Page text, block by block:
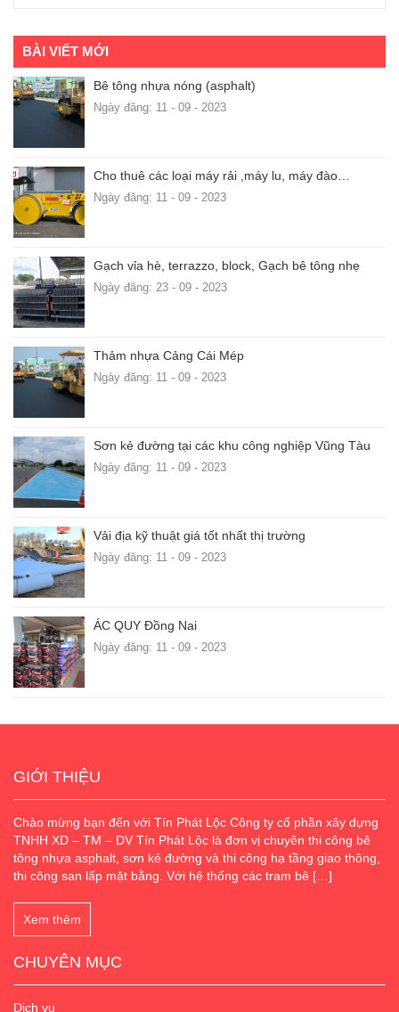
BÀI VIẾT MỚI
Bê tông nhựa nóng (asphalt)
Ngày đăng: 11 - 09 - 2023
Cho thuê các loại máy rải ,máy lu, máy đào…
Ngày đăng: 11 - 09 - 2023
Gạch vỉa hè, terrazzo, block, Gạch bê tông nhẹ
Ngày đăng: 23 - 09 - 2023
Thảm nhựa Cảng Cái Mép
Ngày đăng: 11 - 09 - 2023
Sơn kẻ đường tại các khu công nghiệp Vũng Tàu
Ngày đăng: 11 - 09 - 2023
Vải địa kỹ thuật giá tốt nhất thị trường
Ngày đăng: 11 - 09 - 2023
ÁC QUY Đồng Nai
Ngày đăng: 11 - 09 - 2023
GIỚI THIỆU
Chào mừng bạn đến với Tín Phát Lộc Công ty cổ phần xây dựng
TNHH XD – TM – DV Tín Phát Lộc là đơn vị chuyên thi công bê
tông nhựa asphalt, sơn kẻ đường và thi công hạ tầng giao thông,
thi công san lấp mặt bằng. Với hệ thống các trạm bê […]
Xem thêm
CHUYÊN MỤC
Dịch vụ